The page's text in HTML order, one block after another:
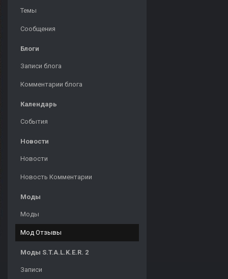
Темы
Сообщения
Блоги
Записи блога
Комментарии блога
Календарь
События
Новости
Новости
Новость Комментарии
Моды
Моды
Мод Отзывы
Моды S.T.A.L.K.E.R. 2
Записи